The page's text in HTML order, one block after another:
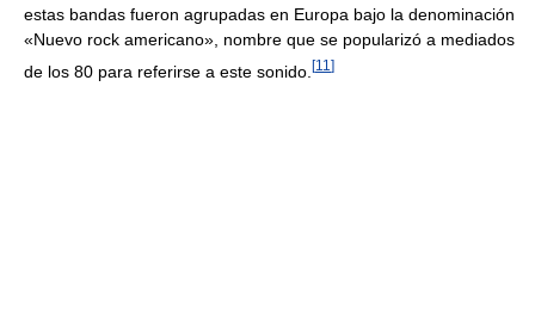
estas bandas fueron agrupadas en Europa bajo la denominación
«Nuevo rock americano», nombre que se popularizó a mediados
de los 80 para referirse a este sonido. [11 ]